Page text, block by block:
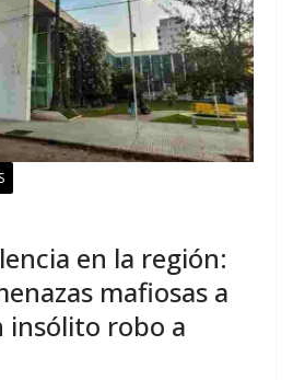
en la región:
mafiosas a
insólito robo a